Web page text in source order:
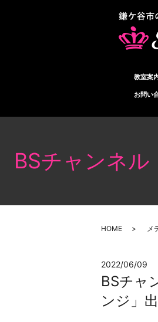
教室案
お問い
BSチャンネ
HOME メ
2022/06/09
BSチャ
ンジ」